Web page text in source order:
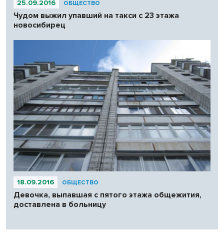
25.09.2016 ОБЩЕСТВО
Чудом выжил упавший на такси с 23 этажа
новосибирец
18.09.2016 ОБЩЕСТВО
Девочка, выпавшая с пятого этажа общежития,
доставлена в больницу